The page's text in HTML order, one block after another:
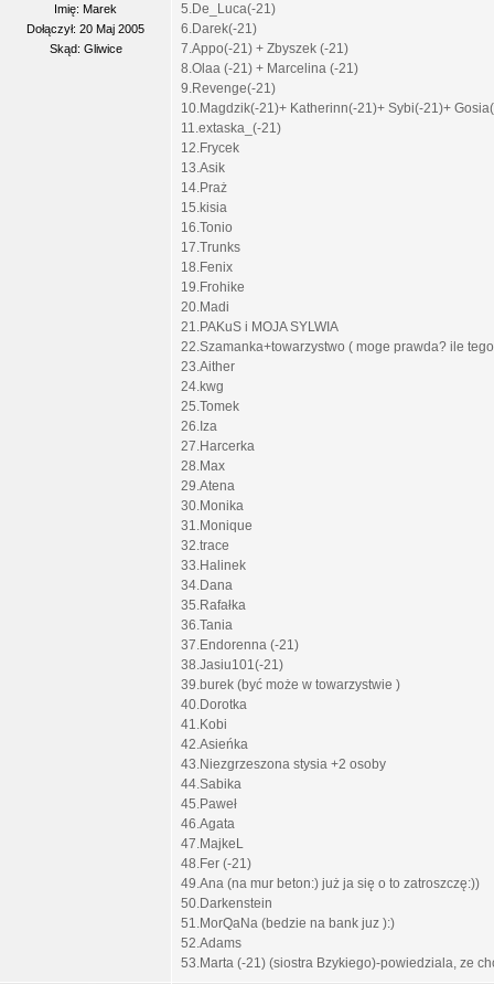
Imię: Marek
Dołączył: 20 Maj 2005
Skąd: Gliwice
5.De_Luca(-21)
6.Darek(-21)
7.Appo(-21) + Zbyszek (-21)
8.Olaa (-21) + Marcelina (-21)
9.Revenge(-21)
10.Magdzik(-21)+ Katherinn(-21)+ Sybi(-21)+
11.extaska_(-21)
12.Frycek
13.Asik
14.Praż
15.kisia
16.Tonio
17.Trunks
18.Fenix
19.Frohike
20.Madi
21.PAKuS i MOJA SYLWIA
22.Szamanka+towarzystwo ( moge prawda? ile
23.Aither
24.kwg
25.Tomek
26.Iza
27.Harcerka
28.Max
29.Atena
30.Monika
31.Monique
32.trace
33.Halinek
34.Dana
35.Rafałka
36.Tania
37.Endorenna (-21)
38.Jasiu101(-21)
39.burek (być może w towarzystwie )
40.Dorotka
41.Kobi
42.Asieńka
43.Niezgrzeszona stysia +2 osoby
44.Sabika
45.Paweł
46.Agata
47.MajkeL
48.Fer (-21)
49.Ana (na mur beton:) już ja się o to zatroszczę:))
50.Darkenstein
51.MorQaNa (bedzie na bank juz ):)
52.Adams
53.Marta (-21) (siostra Bzykiego)-powiedziala, ze